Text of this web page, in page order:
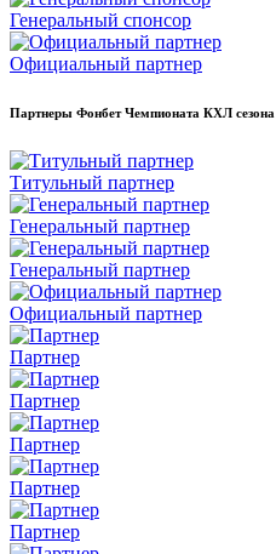
Генеральный спонсор
Официальный партнер
Партнеры Фонбет Чемпионата КХЛ сезона
Титульный партнер
Генеральный партнер
Генеральный партнер
Официальный партнер
Партнер
Партнер
Партнер
Партнер
Партнер